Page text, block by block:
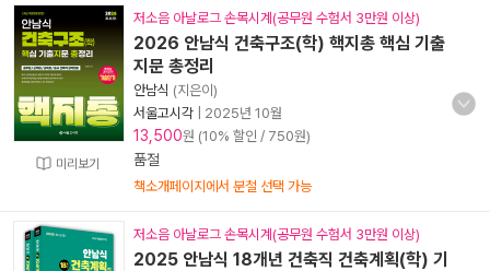
미리보기
저소음 아날로그 손목시계(공무원 수험서 3만원 이상)
2026 안남식 건축구조(학) 핵지총 핵심 기출
지문 총정리
안남식 (지은이)
서울고시각
2025년 10월
13,500원 (10% 할인 / 750원)
품절
책소개페이지에서 분철 선택 가능
저소음 아날로그 손목시계(공무원 수험서 3만원 이상)
2025 안남식 18개년 건축직 건축계획(학) 기